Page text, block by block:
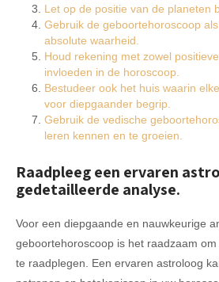
Let op de positie van de planeten
Gebruik de geboortehoroscoop
absolute waarheid.
Houd rekening met zowel
invloeden in de horoscoop.
Bestudeer ook het huis waarin
voor diepgaander begrip.
Gebruik de vedische
leren kennen en te groeien.
Raadpleeg een ervaren
gedetailleerde analyse.
Voor een diepgaande en nauwkeurige
geboortehoroscoop is het raadzaam
te raadplegen. Een ervaren astroloog